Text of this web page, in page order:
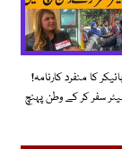
کا منفرد کارنامہ!
سفر کر کے وطن پہنچ